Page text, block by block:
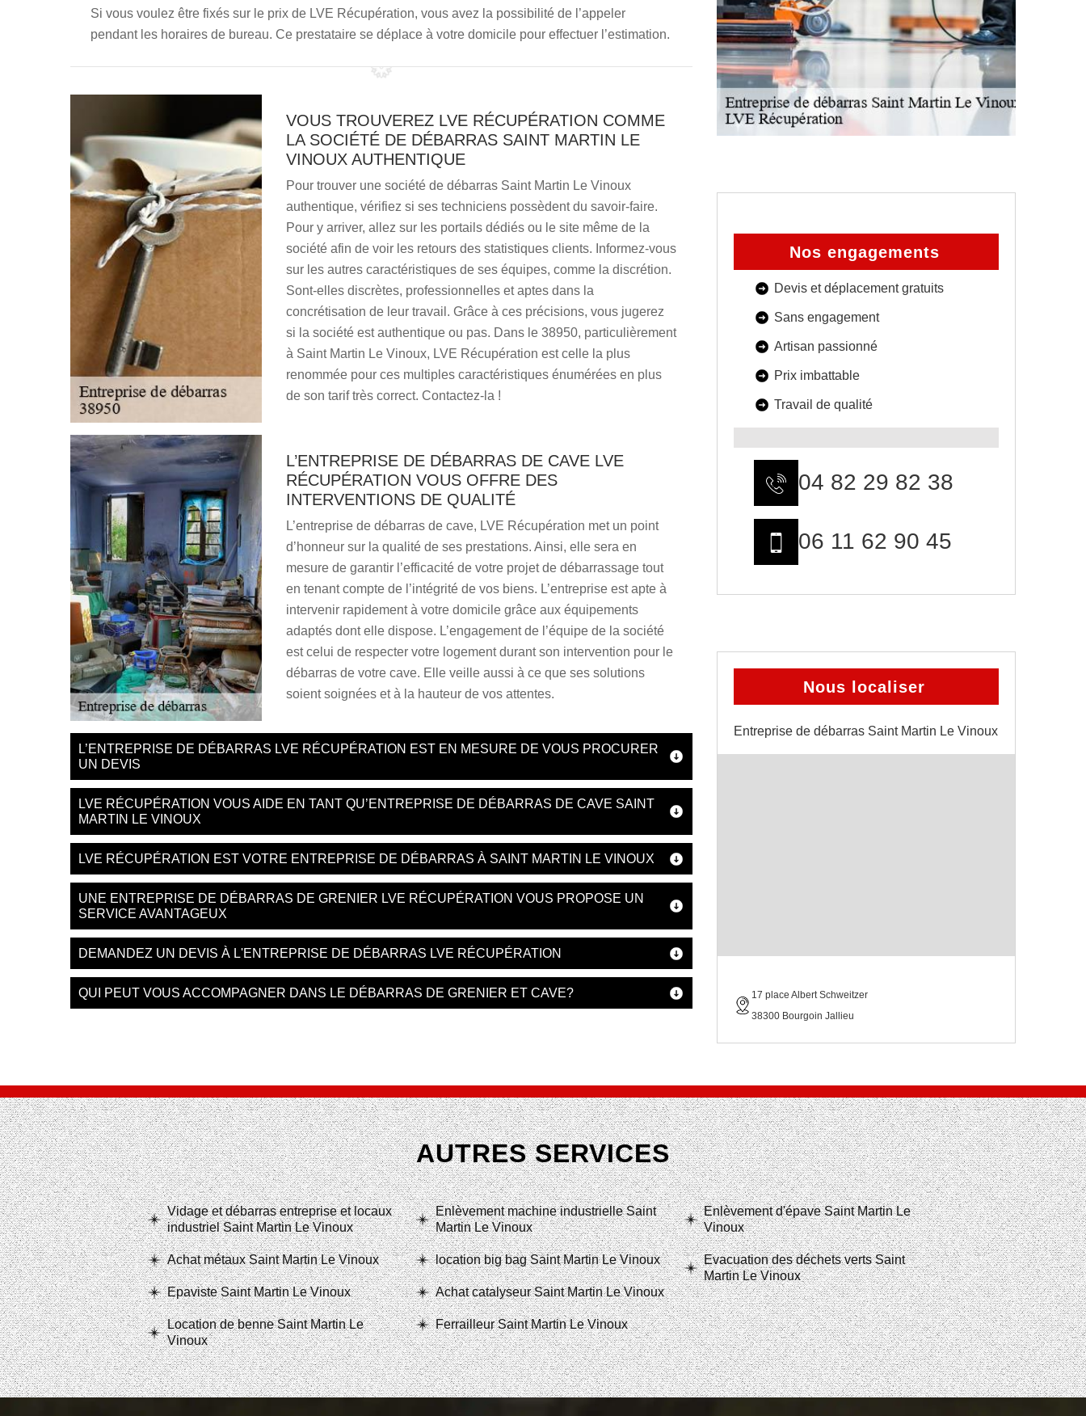
Si vous voulez être fixés sur le prix de LVE Récupération, vous avez la possibilité de l’appeler
pendant les horaires de bureau. Ce prestataire se déplace à votre domicile pour effectuer l’estimation.
VOUS TROUVEREZ LVE RÉCUPÉRATION COMME
LA SOCIÉTÉ DE DÉBARRAS SAINT MARTIN LE
VINOUX AUTHENTIQUE
Pour trouver une société de débarras Saint Martin Le Vinoux
authentique, vérifiez si ses techniciens possèdent du savoir-faire.
Pour y arriver, allez sur les portails dédiés ou le site même de la
société afin de voir les retours des statistiques clients. Informez-vous
sur les autres caractéristiques de ses équipes, comme la discrétion.
Sont-elles discrètes, professionnelles et aptes dans la
concrétisation de leur travail. Grâce à ces précisions, vous jugerez
si la société est authentique ou pas. Dans le 38950, particulièrement
à Saint Martin Le Vinoux, LVE Récupération est celle la plus
renommée pour ces multiples caractéristiques énumérées en plus
de son tarif très correct. Contactez-la !
L’ENTREPRISE DE DÉBARRAS DE CAVE LVE
RÉCUPÉRATION VOUS OFFRE DES
INTERVENTIONS DE QUALITÉ
L’entreprise de débarras de cave, LVE Récupération met un point
d’honneur sur la qualité de ses prestations. Ainsi, elle sera en
mesure de garantir l’efficacité de votre projet de débarrassage tout
en tenant compte de l’intégrité de vos biens. L’entreprise est apte à
intervenir rapidement à votre domicile grâce aux équipements
adaptés dont elle dispose. L’engagement de l’équipe de la société
est celui de respecter votre logement durant son intervention pour le
débarras de votre cave. Elle veille aussi à ce que ses solutions
soient soignées et à la hauteur de vos attentes.
L’ENTREPRISE DE DÉBARRAS LVE RÉCUPÉRATION EST EN MESURE DE VOUS PROCURER
UN DEVIS
LVE RÉCUPÉRATION VOUS AIDE EN TANT QU’ENTREPRISE DE DÉBARRAS DE CAVE SAINT
MARTIN LE VINOUX
LVE RÉCUPÉRATION EST VOTRE ENTREPRISE DE DÉBARRAS À SAINT MARTIN LE VINOUX
UNE ENTREPRISE DE DÉBARRAS DE GRENIER LVE RÉCUPÉRATION VOUS PROPOSE UN
SERVICE AVANTAGEUX
DEMANDEZ UN DEVIS À L'ENTREPRISE DE DÉBARRAS LVE RÉCUPÉRATION
QUI PEUT VOUS ACCOMPAGNER DANS LE DÉBARRAS DE GRENIER ET CAVE?
Nos engagements
Devis et déplacement gratuits
Sans engagement
Artisan passionné
Prix imbattable
Travail de qualité
04 82 29 82 38
06 11 62 90 45
Nous localiser
Entreprise de débarras Saint Martin Le Vinoux
17 place Albert Schweitzer
38300 Bourgoin Jallieu
AUTRES SERVICES
Vidage et débarras entreprise et locaux
industriel Saint Martin Le Vinoux
Achat métaux Saint Martin Le Vinoux
Epaviste Saint Martin Le Vinoux
Location de benne Saint Martin Le
Vinoux
Enlèvement machine industrielle Saint
Martin Le Vinoux
location big bag Saint Martin Le Vinoux
Achat catalyseur Saint Martin Le Vinoux
Ferrailleur Saint Martin Le Vinoux
Enlèvement d'épave Saint Martin Le
Vinoux
Evacuation des déchets verts Saint
Martin Le Vinoux